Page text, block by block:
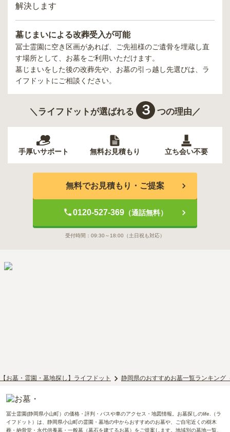
解決します
墓じまいによる改葬受入が可能
冨士霊園に空き区画があれば、ご先祖様のご遺骨を埋蔵し直
す場所として、お墓をご利用いただけます。
墓じまいをした後の改葬先や、お墓の引っ越し先選びは、ラ
イフドットにご相談ください。
＼ライフドットが選ばれる ３ つの理由／
手厚いサポート 無料お見積もり 立ち会い不要
無料でお見積もり・ご提案
0120-527-369（通話無料）
受付時間： 09:30～18:00 （土日祝も対応）
【お墓・霊園・墓地探し】ライフドット 静岡県のおすすめお墓一覧ランキング
冨士霊園(静岡県小山町）の価格・評判・バスや車のアクセス・地図情報。お墓探しのlife.（ラ
イフドット）は、静岡県小山町の霊園・墓地の中からおすすめのお墓や、ご自宅近くの樹木
葬・納骨堂・永代供養墓・一般墓（墓石を建てるお墓）をご提案します。地域別の墓地一覧、